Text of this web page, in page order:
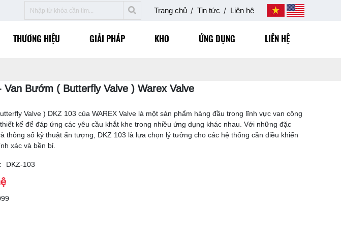
Trang chủ Tin tức Liên hệ
THƯƠNG HIỆU GIẢI PHÁP KHO ỨNG DỤNG LIÊN HỆ
Van Bướm ( Butterfly Valve ) Warex Valve
Valve ) DKZ 103 của WAREX Valve là một sản phẩm hàng đầu trong lĩnh vực van công
kế để đáp ứng các yêu cầu khắt khe trong nhiều ứng dụng khác nhau. Với những đặc
thông số kỹ thuật ấn tượng, DKZ 103 là lựa chọn lý tưởng cho các hệ thống cần điều khiển
xác và bền bỉ.
DKZ-103